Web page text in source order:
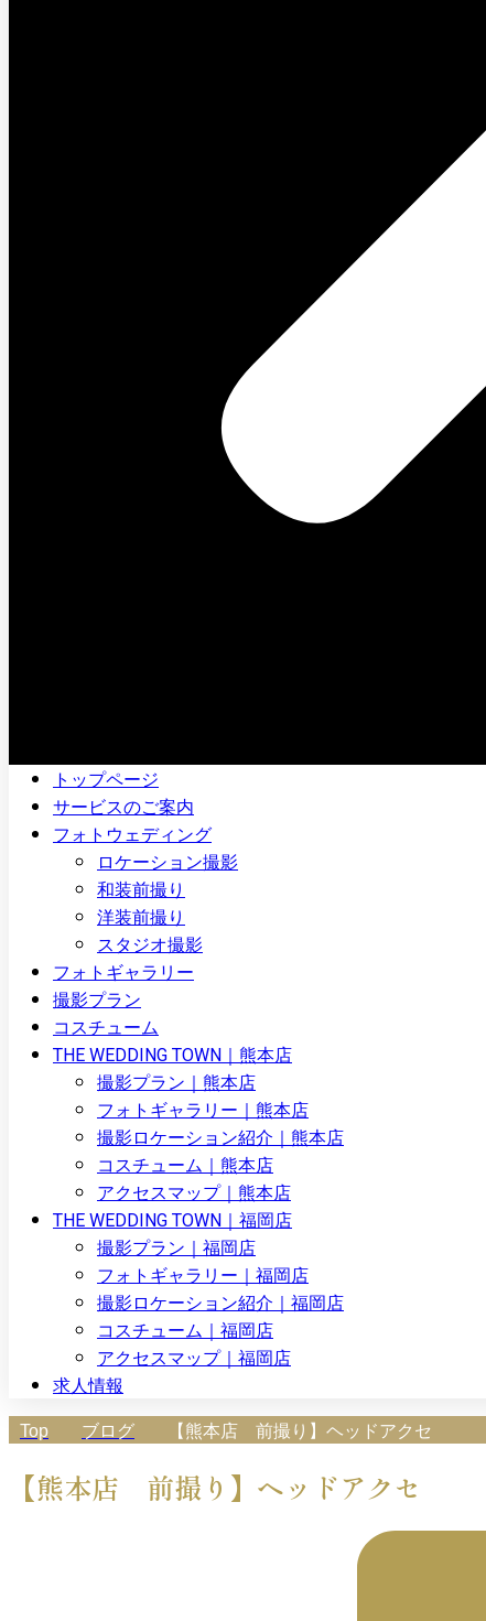
トップページ
サービスのご案内
フォトウェディング
ロケーション撮影
和装前撮り
洋装前撮り
スタジオ撮影
フォトギャラリー
撮影プラン
コスチューム
THE WEDDING TOWN｜熊本店
撮影プラン｜熊本店
フォトギャラリー｜熊本店
撮影ロケーション紹介｜熊本店
コスチューム｜熊本店
アクセスマップ｜熊本店
THE WEDDING TOWN｜福岡店
撮影プラン｜福岡店
フォトギャラリー｜福岡店
撮影ロケーション紹介｜福岡店
コスチューム｜福岡店
アクセスマップ｜福岡店
求人情報
Top ブログ 【熊本店 前撮り】ヘッドアクセ
【熊本店 前撮り】ヘッドアクセ